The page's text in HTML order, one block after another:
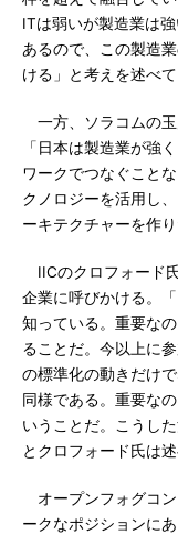
ITは弱いが製造業は
あるので、この製造
ける」と考えを述べて
一方、ソラコムの玉
「日本は製造業が強
ワークでつなぐこと
クノロジーを活用し
ーキテクチャーを作
IICのクロフォード
企業に呼びかける。
知っている。重要な
ることだ。今以上に
の標準化の動きだけ
同様である。重要な
いうことだ。こうし
とクロフォード氏は述
オープンフォグコン
ークなポジションに